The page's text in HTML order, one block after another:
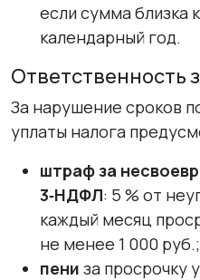
если сумма близка
календарный год.
Ответственность
За нарушение сроков
уплаты налога
штраф за
3‑НДФЛ: 5 % от
каждый месяц
не менее 1 000 руб.;
пени за просрочку